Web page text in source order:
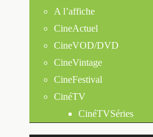
A l’affiche
CineActuel
CineVOD/DVD
CineVintage
CineFestival
CinéTV
CinéTVSéries